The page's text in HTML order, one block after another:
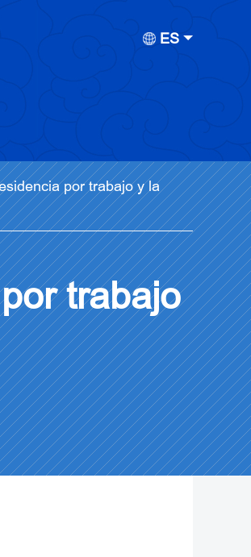
ES
por trabajo y la
trabajo